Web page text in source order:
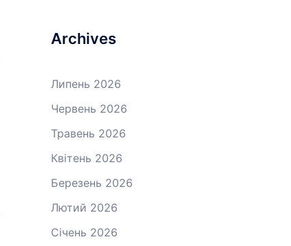
Archives
Липень 2026
Червень 2026
Травень 2026
Квітень 2026
Березень 2026
Лютий 2026
Січень 2026